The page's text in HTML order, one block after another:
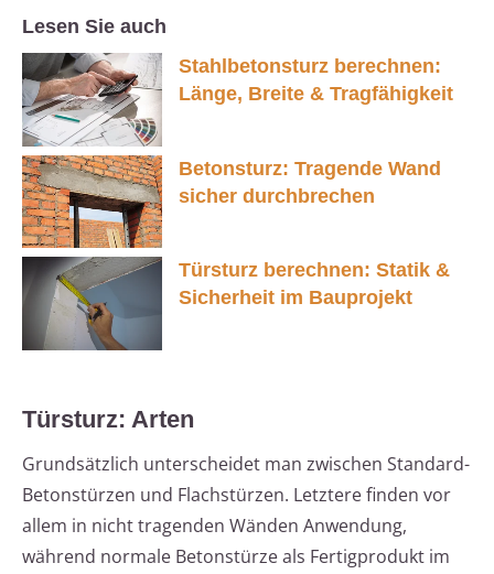
Lesen Sie auch
Stahlbetonsturz berechnen:
Länge, Breite & Tragfähigkeit
Betonsturz: Tragende Wand
sicher durchbrechen
Türsturz berechnen: Statik &
Sicherheit im Bauprojekt
Türsturz: Arten
Grundsätzlich unterscheidet man zwischen Standard-
Betonstürzen und Flachstürzen. Letztere finden vor
allem in nicht tragenden Wänden Anwendung,
während normale Betonstürze als Fertigprodukt im